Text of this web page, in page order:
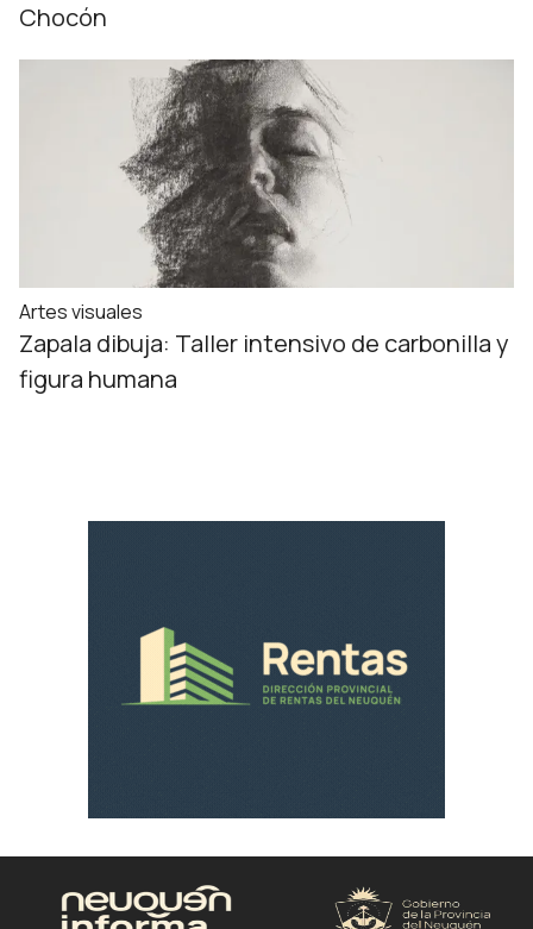
Chocón
Artes visuales
Zapala dibuja: Taller intensivo de carbonilla y
figura humana